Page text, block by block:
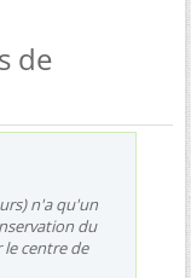
de
n'a qu'un
du
le centre de